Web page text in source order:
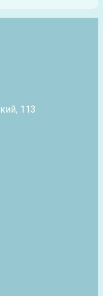
113